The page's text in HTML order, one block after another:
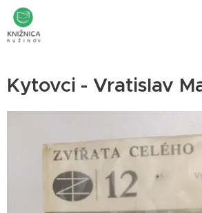
Kytovci - Vratislav